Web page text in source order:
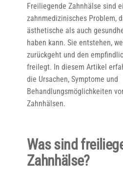
Freiliegende Zahnhälse sind
zahnmedizinisches Problem,
ästhetische als auch
haben kann. Sie entstehen,
zurückgeht und den
freilegt. In diesem Artikel
die Ursachen, Symptome und
Behandlungsmöglichkeiten
Zahnhälsen.
Was sind
Zahnhälse?